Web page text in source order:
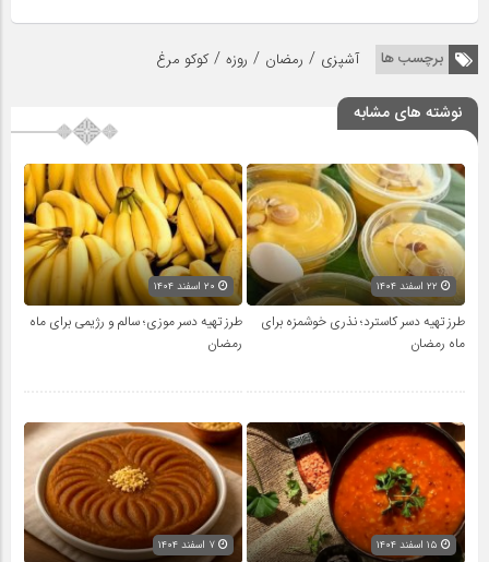
برچسب ها آشپزی / رمضان / روزه /کوکو مرغ
نوشته های مشابه
طرز تهیه دسر کاسترد؛ نذری خوشمزه برای
ماه رمضان
طرز تهیه دسر موزی؛ سالم و رژیمی برای ماه
رمضان